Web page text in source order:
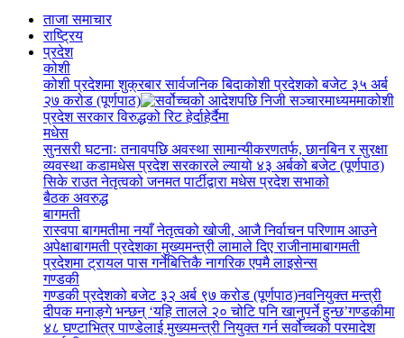
ताजा समाचार
राष्ट्रिय
प्रदेश
कोशी
कोशी प्रदेशमा शुक्रबार सार्वजनिक बिदाकोशी प्रदेशको बजेट ३५ अर्ब
२७ करोड (पूर्णपाठ)
कोशी
प्रदेश सरकार विरुद्धको रिट हेर्दाहेर्दैमा
मधेस
सुनसरी घटनाः तनावपछि अवस्था सामान्यीकरणतर्फ, छानबिन र सुरक्षा
व्यवस्था कडामधेस प्रदेश सरकारले ल्यायो ४३ अर्बको बजेट (पूर्णपाठ)
सिके राउत नेतृत्वको जनमत पार्टीद्वारा मधेस प्रदेश सभाको
बैठक अवरुद्ध
बागमती
रास्वपा बागमतीमा नयाँ नेतृत्वको खोजी, आजै निर्वाचन परिणाम आउने
अपेक्षाबागमती प्रदेशका मुख्यमन्त्री लामाले दिए राजीनामाबागमती
प्रदेशमा ट्रायल पास गर्नेबित्तिकै नागरिक एपमै लाइसेन्स
गण्डकी
गण्डकी प्रदेशको बजेट ३२ अर्ब ९७ करोड (पूर्णपाठ)नवनियुक्त मन्त्री
दीपक मनाङ्गे भन्छन् ‘यहि तालले २० चोटि पनि खानुपर्ने हुन्छ’गण्डकीमा
४८ घण्टाभित्र पाण्डेलाई मुख्यमन्त्री नियुक्त गर्न सर्वोच्चको परमादेश